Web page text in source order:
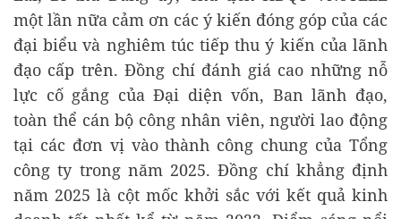
một lần nữa cảm ơn các ý kiến đóng góp của các
đại biểu và nghiêm túc tiếp thu ý kiến của lãnh
đạo cấp trên. Đồng chí đánh giá cao những nỗ
lực cố gắng của Đại diện vốn, Ban lãnh đạo,
toàn thể cán bộ công nhân viên, người lao động
tại các đơn vị vào thành công chung của Tổng
công ty trong năm 2025. Đồng chí khẳng định
năm 2025 là cột mốc khởi sắc với kết quả kinh